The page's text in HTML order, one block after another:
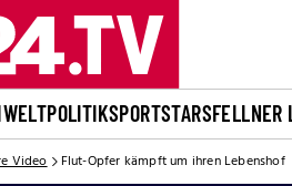
WELTPOLITIKSPORTSTARSFELLNER
Video Flut-Opfer kämpft um ihren Lebenshof